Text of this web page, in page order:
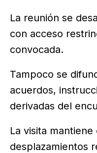
La reunión se
con acceso
convocada.
Tampoco se
acuerdos,
derivadas del
La visita
desplazamientos